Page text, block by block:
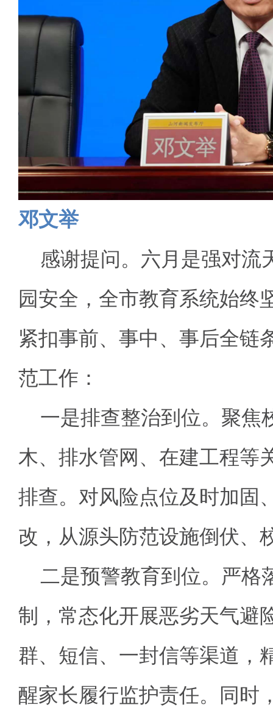
邓文举
感谢提问。六月是强对流
园安全，全市教育系统始终
紧扣事前、事中、事后全链
范工作：
一是排查整治到位。 聚焦
木、排水管网、在建工程等
排查。对风险点位及时加固
改，从源头防范设施倒伏、
二是预警教育到位。 严格
制，常态化开展恶劣天气避
群、短信、一封信等渠道，
醒家长履行监护责任。同时